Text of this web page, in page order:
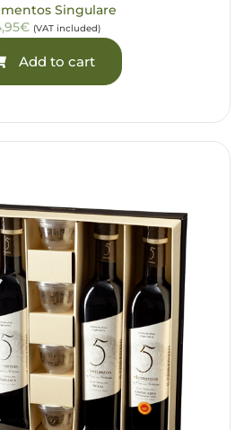
Singulare
(VAT included)
Add to cart